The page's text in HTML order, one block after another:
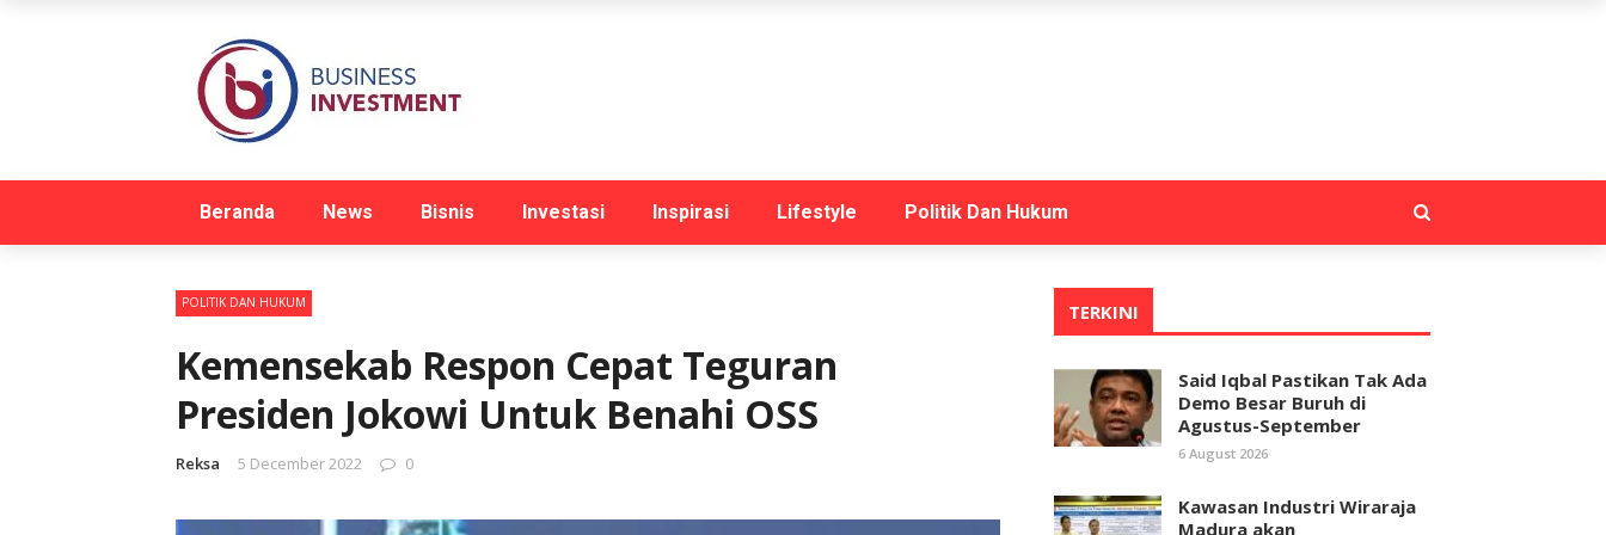
Beranda News Bisnis Investasi Inspirasi Lifestyle Politik Dan Hukum
POLITIK DAN HUKUM
Kemensekab Respon Cepat Teguran
Presiden Jokowi Untuk Benahi OSS
Reksa 5 December 2022 0
TERKINI
Said Iqbal Pastikan Tak Ada
Demo Besar Buruh di
Agustus-September
6 August 2026
Kawasan Industri Wiraraja
Madura akan